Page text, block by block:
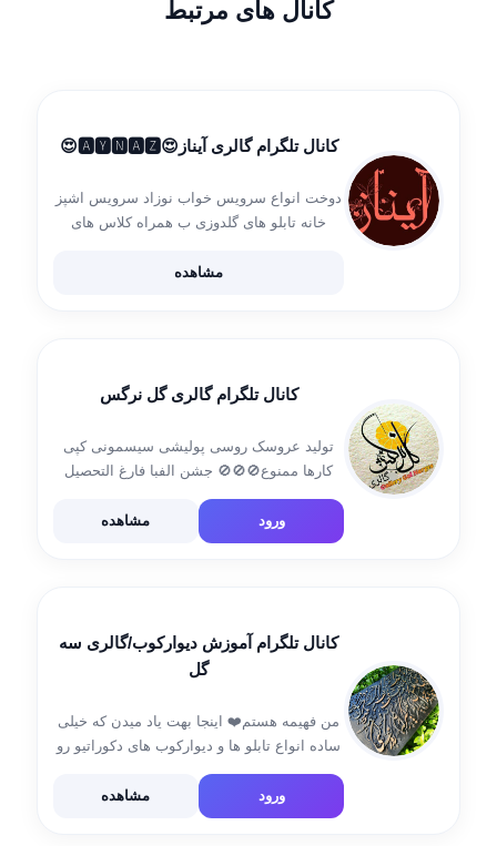
کانال های مرتبط
کانال تلگرام گالری آیناز😍🅰🆈🅽🅰🆉😍
دوخت انواع سرویس خواب نوزاد سرویس اشپز
خانه تابلو های گلدوزی ب همراه کلاس های
مشاهده
کانال تلگرام گالری گل نرگس
تولید عروسک روسی پولیشی سیسمونی کپی
کارها ممنوع🚫🚫🚫 جشن الفبا فارغ التحصیل
و.. انواع تزیینات کلاسی با نمد ومقوا سرمدادی
گیفت های هدیه واستندهای مدارس سرویس
ورود مشاهده
کانال تلگرام آموزش دیوارکوب/گالری سه
گل
من فهیمه هستم❤️ اینجا بهت یاد میدن که خیلی
ساده انواع تابلو ها و دیوارکوب های دکوراتیو رو
ورود
مشاهده